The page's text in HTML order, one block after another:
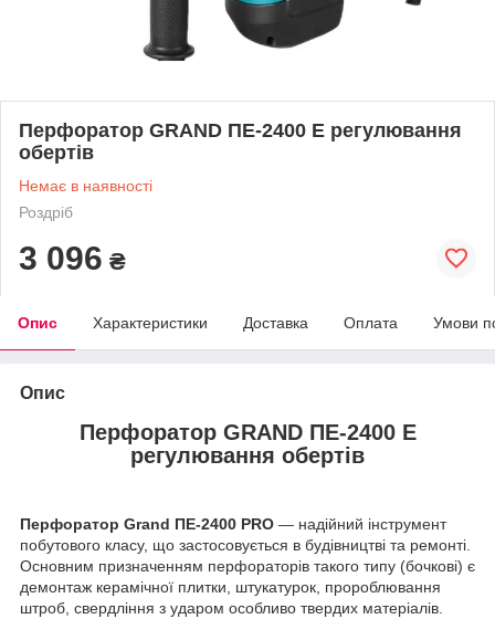
Перфоратор GRAND ПЕ-2400 E регулювання
обертів
Немає в наявності
Роздріб
3 096 ₴
Опис Характеристики Доставка Оплата Умови
Опис
Перфоратор GRAND ПЕ-2400 E
регулювання обертів
Перфоратор Grand ПЕ-2400 PRO — надійний інструмент
побутового класу, що застосовується в будівництві та ремонті.
Основним призначенням перфораторів такого типу (бочкові) є
демонтаж керамічної плитки, штукатурок, пророблювання
штроб, свердління з ударом особливо твердих матеріалів.